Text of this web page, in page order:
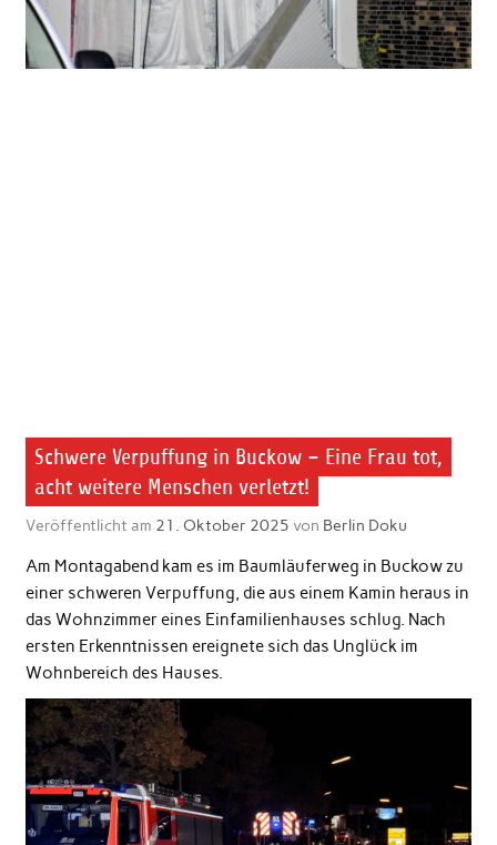
Schwere Verpuffung in Buckow – Eine Frau tot,
acht weitere Menschen verletzt!
Veröffentlicht am 21. Oktober 2025 von Berlin Doku
Am Montagabend kam es im Baumläuferweg in Buckow zu
einer schweren Verpuffung, die aus einem Kamin heraus in
das Wohnzimmer eines Einfamilienhauses schlug. Nach
ersten Erkenntnissen ereignete sich das Unglück im
Wohnbereich des Hauses.